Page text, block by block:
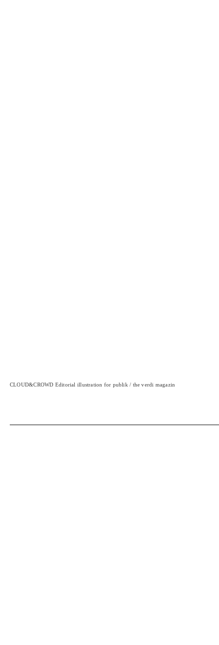
CLOUD&CROWD Editorial illustration for publik / the verdi magazin